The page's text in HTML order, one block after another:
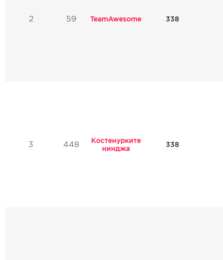
2 59 TeamAwesome 338
3 448
Костенурките
нинджа
338